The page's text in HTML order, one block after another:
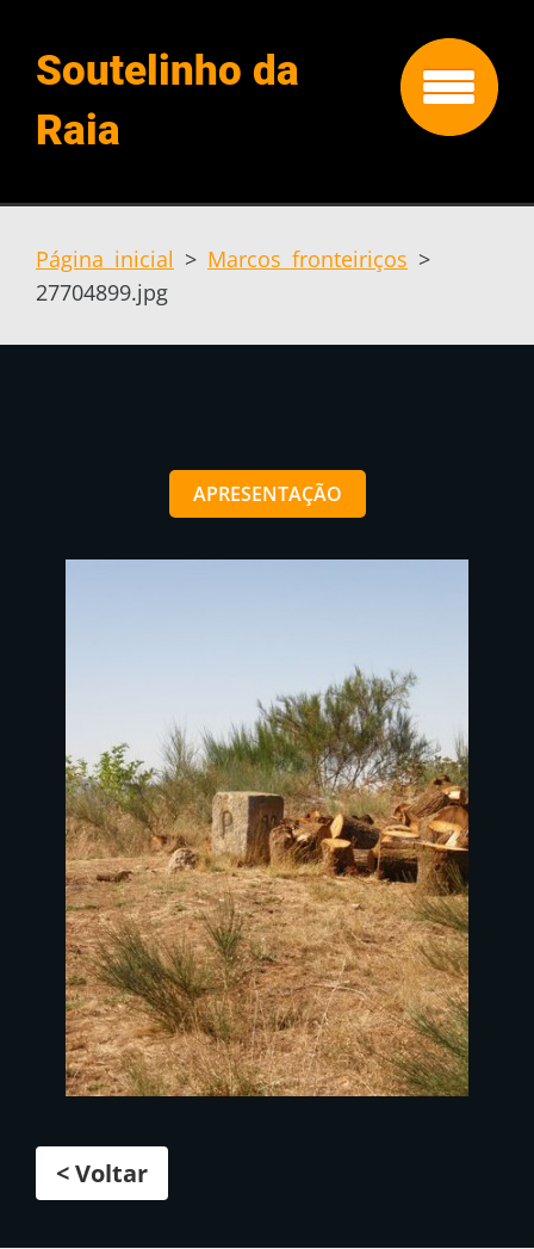
Soutelinho da
Raia
Página inicial > Marcos fronteiriços >
27704899.jpg
APRESENTAÇÃO
< Voltar